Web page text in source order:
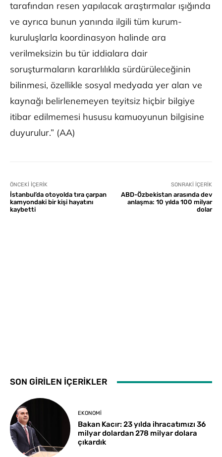
tarafından resen yapılacak araştırmalar ışığında
ve ayrıca bunun yanında ilgili tüm kurum-
kuruluşlarla koordinasyon halinde ara
verilmeksizin bu tür iddialara dair
soruşturmaların kararlılıkla sürdürüleceğinin
bilinmesi, özellikle sosyal medyada yer alan ve
kaynağı belirlenemeyen teyitsiz hiçbir bilgiye
itibar edilmemesi hususu kamuoyunun bilgisine
duyurulur.” (AA)
ÖNCEKI İÇERIK
İstanbul’da otoyolda tıra çarpan
kamyondaki bir kişi hayatını
kaybetti
SONRAKI İÇERIK
ABD-Özbekistan arasında dev
anlaşma: 10 yılda 100 milyar
dolar
SON GİRİLEN İÇERİKLER
EKONOMI
Bakan Kacır: 23 yılda ihracatımızı 36
milyar dolardan 278 milyar dolara
çıkardık